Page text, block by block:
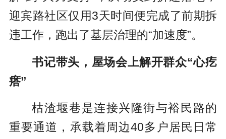
迎宾路社区仅用3天时间便完成了前期拆
违工作，跑出了基层治理的“加速度”。
书记带头，屋场会上解开群众“心疙
瘩”
枯渣堰巷是连接兴隆街与裕民路的
重要通道，承载着周边40多户居民日常